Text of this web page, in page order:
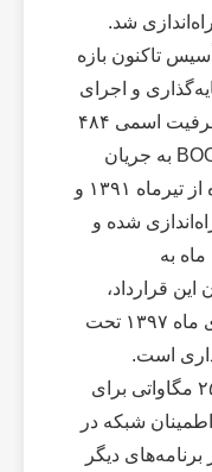
تاکنون بازه
و اجرای
نیروگاه سیکل ترکیبی گناوه به ظرفیت اسمی ۴۸۴
مگاوات در سال ۱۳۸۷ به روش BOO به جریان
درآمد. واحدهای گازی این نیروگاه از تیرماه ۱۳۹۱ و
بخار آن از خردادماه ۱۳۹۴ راه‌اندازی شده و
تحت قرارداد تضمینی به مدت ۶۰ ماه به
این قرارداد،
نیروگاه سیکل ترکیبی گناوه از دی ماه ۱۳۹۷ تحت
است.
سرمایه‌گذاری و اجرای دو واحد ۲۵ مگاواتی برای
شبکه در
برنامه‌های دیگر